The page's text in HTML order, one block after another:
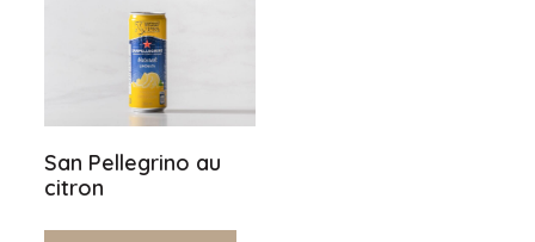
San Pellegrino au
citron